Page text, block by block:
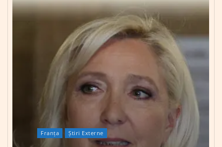
Franța Știri Externe